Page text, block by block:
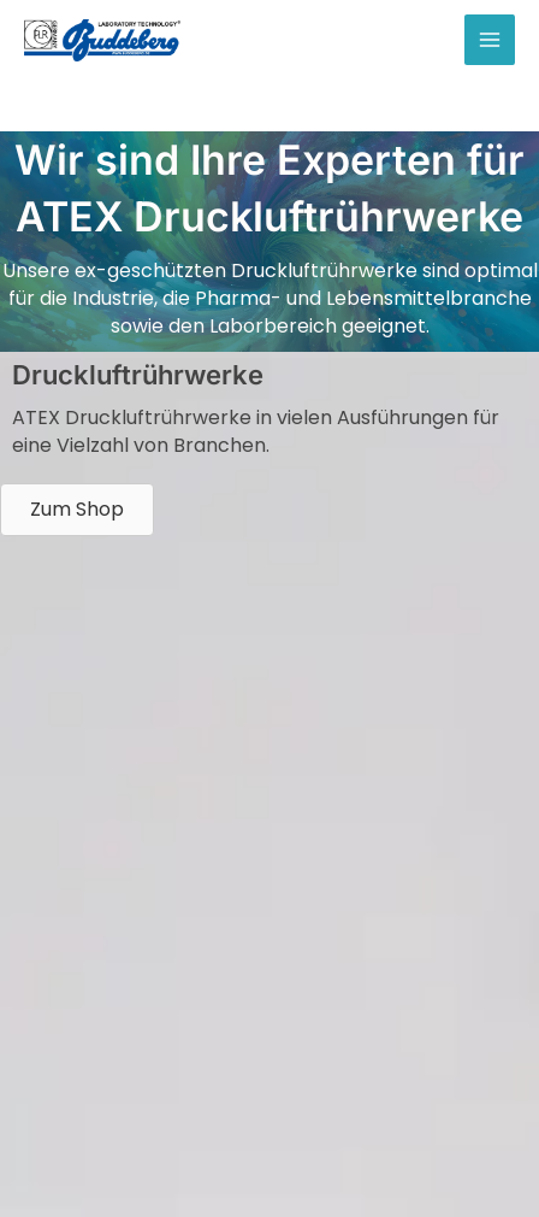
Zum
Inhalt
springen
Wir sind Ihre Experten für
ATEX Druckluftrührwerke
Unsere ex-geschützten Druckluftrührwerke sind optimal
für die Industrie, die Pharma- und Lebensmittelbranche
sowie den Laborbereich geeignet.
Druckluftrührwerke
ATEX Druckluftrührwerke in vielen Ausführungen für
eine Vielzahl von Branchen.
Zum Shop